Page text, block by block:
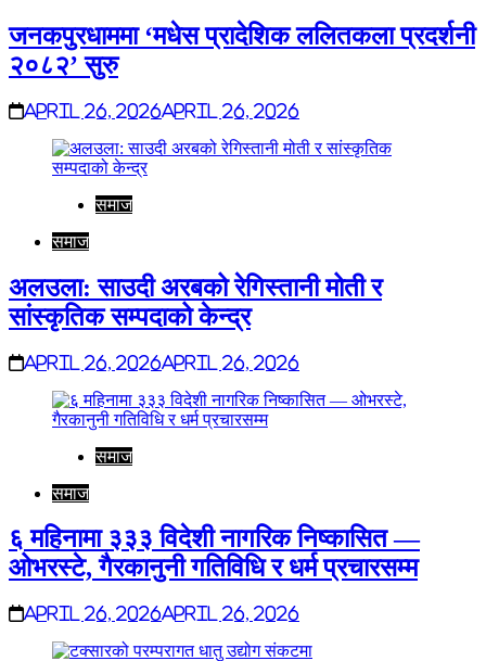
जनकपुरधाममा ‘मधेस प्रादेशिक ललितकला प्रदर्शनी
२०८२’ सुरु
April 26, 2026April 26, 2026
समाज
समाज
अलउला: साउदी अरबको रेगिस्तानी मोती र
सांस्कृतिक सम्पदाको केन्द्र
April 26, 2026April 26, 2026
समाज
समाज
६ महिनामा ३३३ विदेशी नागरिक निष्कासित —
ओभरस्टे, गैरकानुनी गतिविधि र धर्म प्रचारसम्म
April 26, 2026April 26, 2026